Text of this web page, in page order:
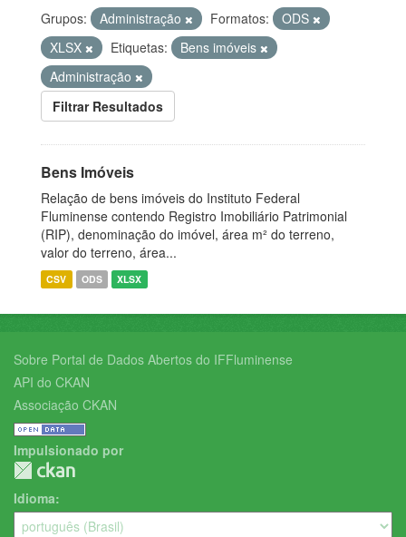
Grupos: Administração Formatos:
ODS
XLSX
Etiquetas:
Bens imóveis
Administração
Filtrar Resultados
Bens Imóveis
Relação de bens imóveis do Instituto Federal
Fluminense contendo Registro Imobiliário Patrimonial
(RIP), denominação do imóvel, área m² do terreno,
valor do terreno, área...
CSV ODS XLSX
Sobre Portal de Dados Abertos do IFFluminense
API do CKAN
Associação CKAN
Impulsionado por
Idioma